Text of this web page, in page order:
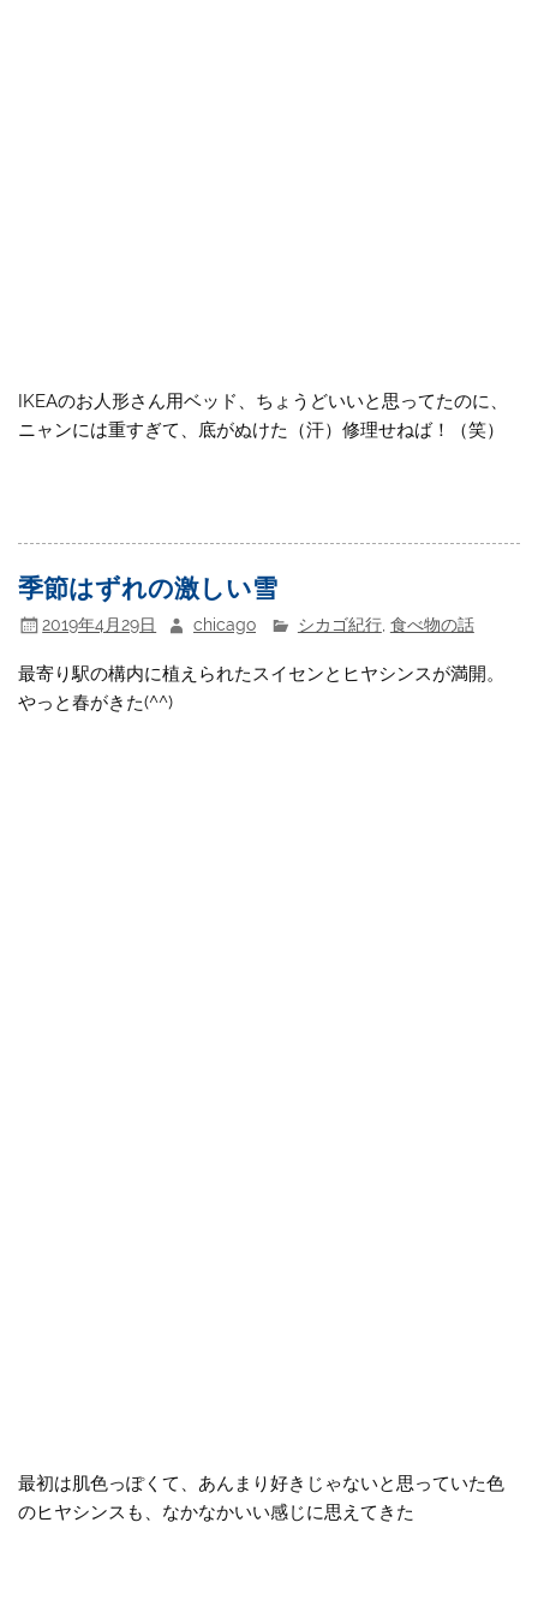
IKEAのお人形さん用ベッド、ちょうどいいと思ってたのに、
ニャンには重すぎて、底がぬけた（汗）修理せねば！（笑）
季節はずれの激しい雪
2019年4月29日 chicago シカゴ紀行, 食べ物の話
最寄り駅の構内に植えられたスイセンとヒヤシンスが満開。
やっと春がきた(^^)
最初は肌色っぽくて、あんまり好きじゃないと思っていた色
のヒヤシンスも、なかなかいい感じに思えてきた